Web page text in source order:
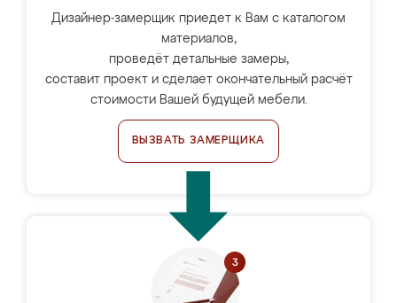
Дизайнер-замерщик приедет к Вам с каталогом
материалов,
проведёт детальные замеры,
составит проект и сделает окончательный расчёт
стоимости Вашей будущей мебели.
ВЫЗВАТЬ ЗАМЕРЩИКА